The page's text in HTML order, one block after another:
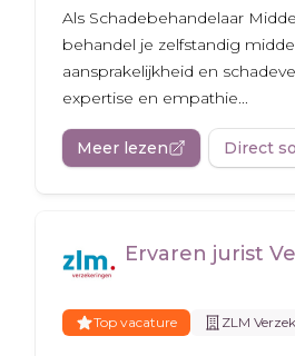
Als Schadebehandelaar
behandel je zelfstandig
aansprakelijkheid en
expertise en empathie...
Meer lezen Direct
Ervaren jurist
Top vacature ZLM